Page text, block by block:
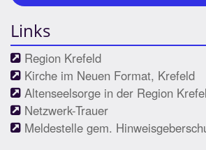
Links
Region Krefeld
Kirche im Neuen Format, Krefeld
Altenseelsorge in der Region
Netzwerk-Trauer
Meldestelle gem.